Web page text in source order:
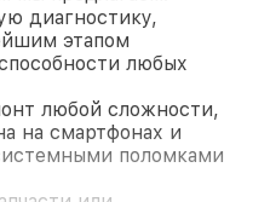
диагностику,
этапом
любых
любой сложности,
на смартфонах и
поломками